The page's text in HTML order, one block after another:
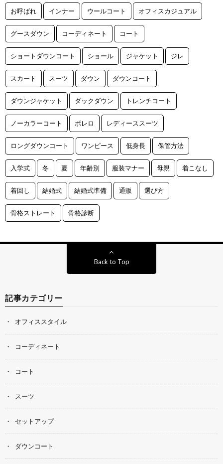
お呼ばれ インナー ウールコート オフィスカジュアル
グースダウン コーディネート コート
ショートダウンコート ショール ジャケット ジレ
スカート スーツ ダウン ダウンコート
ダウンジャケット ダックダウン トレンチコート
ノーカラーコート ボレロ レディーススーツ
ロングダウンコート ワンピース 低身長 保管方法
入学式 冬 夏 年齢別 服装マナー 母親 着こなし
着回し 結婚式 結婚式準備 通販 選び方
骨格ストレート 骨格診断
Back to Top
記事カテゴリー
オフィススタイル
コーディネート
コート
スーツ
セットアップ
ダウンコート